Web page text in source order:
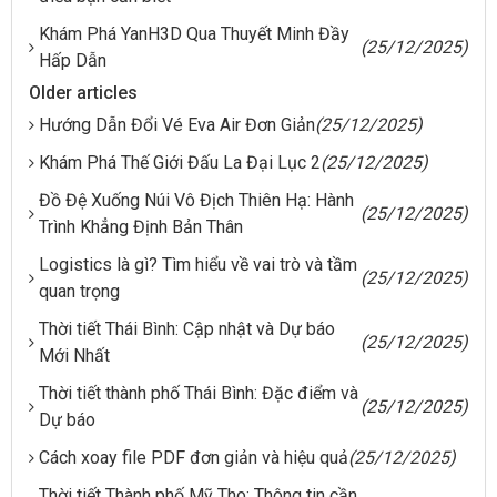
Khám Phá YanH3D Qua Thuyết Minh Đầy
Hấp Dẫn
(25/12/2025)
Older articles
Hướng Dẫn Đổi Vé Eva Air Đơn Giản(25/12/2025)
Khám Phá Thế Giới Đấu La Đại Lục 2(25/12/2025)
Đồ Đệ Xuống Núi Vô Địch Thiên Hạ: Hành
Trình Khẳng Định Bản Thân
(25/12/2025)
Logistics là gì? Tìm hiểu về vai trò và tầm
quan trọng
(25/12/2025)
Thời tiết Thái Bình: Cập nhật và Dự báo
Mới Nhất
(25/12/2025)
Thời tiết thành phố Thái Bình: Đặc điểm và
Dự báo
(25/12/2025)
Cách xoay file PDF đơn giản và hiệu quả(25/12/2025)